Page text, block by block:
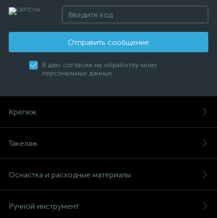
Отправить сообщение
Я даю согласие на обработку моих
персональных данных
Крепеж
Такелаж
Оснастка и расходные материалы
Ручной инструмент